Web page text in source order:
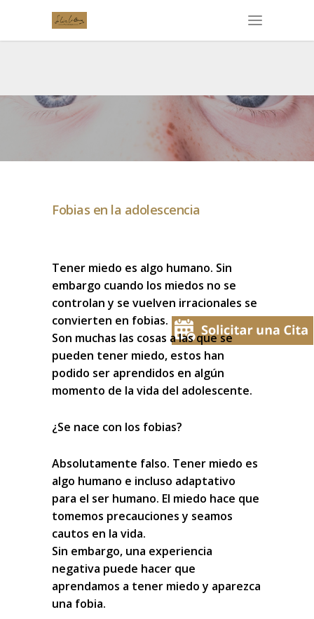
Fobias en la adolescencia
Tener miedo es algo humano. Sin
embargo cuando los miedos no se
controlan y se vuelven irracionales se
convierten en fobias.
Son muchas las cosas a las que se
pueden tener miedo, estos han
podido ser aprendidos en algún
momento de la vida del adolescente.
¿Se nace con los fobias?
Absolutamente falso. Tener miedo es
algo humano e incluso adaptativo
para el ser humano. El miedo hace que
tomemos precauciones y seamos
cautos en la vida.
Sin embargo, una experiencia
negativa puede hacer que
aprendamos a tener miedo y aparezca
una fobia.